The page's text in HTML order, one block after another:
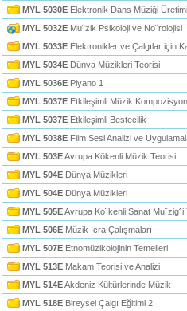
MYL 5030E Elektronik Dans Müziği
MYL 5032E Mu¨zik Psikoloji ve No¨rolojisi
MYL 5033E Elektronikler ve Çalgılar için
MYL 5034E Dünya Müzikleri Teorisi
MYL 5036E Piyano 1
MYL 5037E Etkileşimli Müzik
MYL 5037E Etkileşimli Bestecilik
MYL 5038E Film Sesi Analizi ve
MYL 503EAvrupa Kökenli Müzik Teorisi
MYL 504E Dünya Müzikleri
MYL 504E Dünya Müzikleri
MYL 505EAvrupa Ko¨kenli Sanat Mu¨zigˆi
MYL 506E Müzik İcra Çalışmaları
MYL 507E Etnomüzikolojinin Temelleri
MYL 513E Makam Teorisi ve Analizi
MYL 514EAkdeniz Kültürlerinde Müzik
MYL 518E Bireysel Çalgı Eğitimi 2